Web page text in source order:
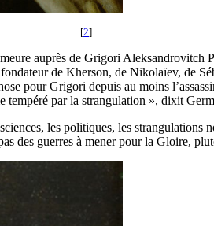
[2]
auprès de Grigori Aleksandrovitch
de Kherson, de Nikolaïev, de
pour Grigori depuis au moins
tempéré par la strangulation », dixit
les politiques, les strangulations
des guerres à mener pour la Gloire,